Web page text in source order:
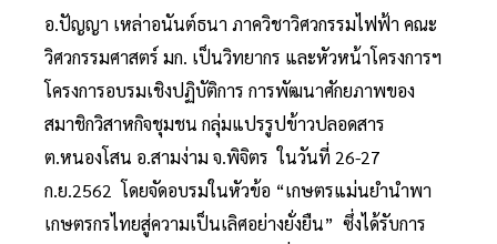
อ.ปัญญา เหล่าอนันต์ธนา ภาควิชาวิศวกรรมไฟฟ้า คณะ
วิศวกรรมศาสตร์ มก. เป็นวิทยากร และหัวหน้าโครงการฯ
โครงการอบรมเชิงปฏิบัติการ การพัฒนาศักยภาพของ
สมาชิกวิสาหกิจชุมชน กลุ่มแปรรูปข้าวปลอดสาร
ต.หนองโสน อ.สามง่าม จ.พิจิตร ในวันที่ 26-27
ก.ย.2562 โดยจัดอบรมในหัวข้อ “เกษตรแม่นยำนำพา
เกษตรกรไทยสู่ความเป็นเลิศอย่างยั่งยืน” ซึ่งได้รับการ